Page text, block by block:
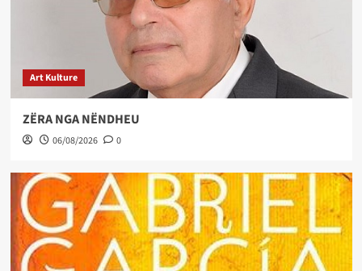
Art Kulture
ZËRA NGA NËNDHEU
06/08/2026 0